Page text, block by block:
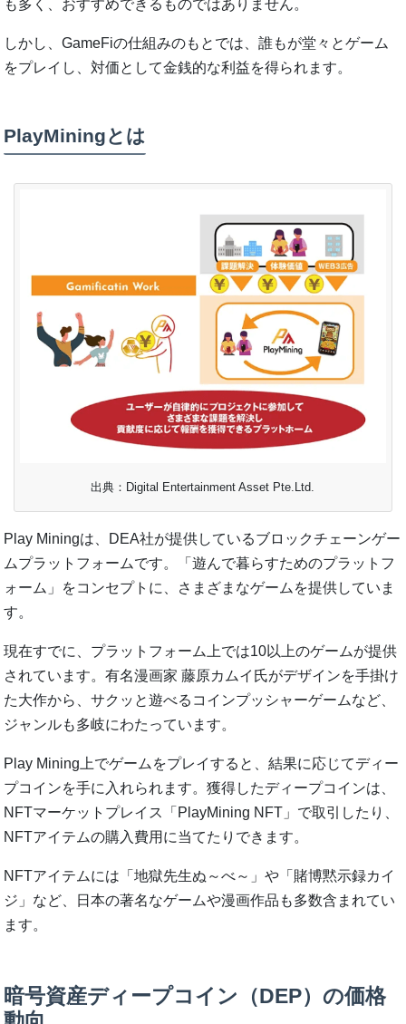
も多く、おすすめできるものではありません。
しかし、GameFiの仕組みのもとでは、誰もが堂々とゲーム
をプレイし、対価として金銭的な利益を得られます。
PlayMiningとは
出典：Digital Entertainment Asset Pte.Ltd.
Play Miningは、DEA社が提供しているブロックチェーンゲー
ムプラットフォームです。「遊んで暮らすためのプラットフ
ォーム」をコンセプトに、さまざまなゲームを提供していま
す。
現在すでに、プラットフォーム上では10以上のゲームが提供
されています。有名漫画家 藤原カムイ氏がデザインを手掛け
た大作から、サクッと遊べるコインプッシャーゲームなど、
ジャンルも多岐にわたっています。
Play Mining上でゲームをプレイすると、結果に応じてディー
プコインを手に入れられます。獲得したディープコインは、
NFTマーケットプレイス「PlayMining NFT」で取引したり、
NFTアイテムの購入費用に当てたりできます。
NFTアイテムには「地獄先生ぬ～べ～」や「賭博黙示録カイ
ジ」など、日本の著名なゲームや漫画作品も多数含まれてい
ます。
暗号資産ディープコイン（DEP）の価格